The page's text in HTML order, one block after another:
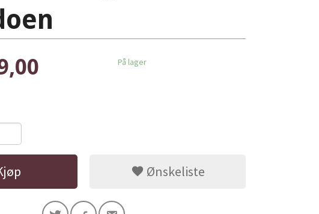
På lager
Ønskeliste